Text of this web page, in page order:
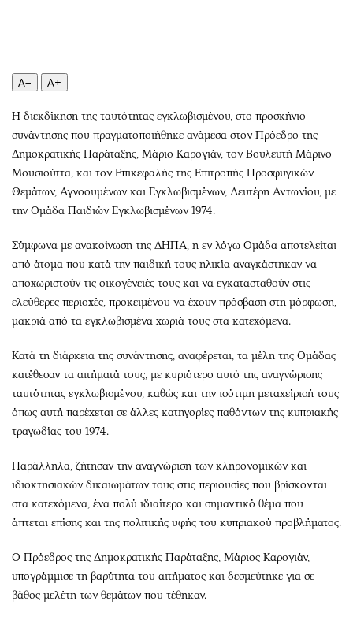
Παράξενα
Πολιτισμός
Σινεμά
Θέατρο-Χορός
Μουσική
Εικαστικά
Βιβλίο
Wine routes
Podcasts
Uncut
Προσφορές
Προσωπικότητες στην ''Κ''
A− A+
Η διεκδίκηση της ταυτότητας εγκλωβισμένου, στο προσκήνιο
συνάντησης που πραγματοποιήθηκε ανάμεσα στον Πρόεδρο της
Δημοκρατικής Παράταξης, Μάριο Καρογιάν, τον Βουλευτή Μάρινο
Μουσιούττα, και τον Επικεφαλής της Επιτροπής Προσφυγικών
Θεμάτων, Αγνοουμένων και Εγκλωβισμένων, Λευτέρη Αντωνίου, με
την Ομάδα Παιδιών Εγκλωβισμένων 1974.
Σύμφωνα με ανακοίνωση της ΔΗΠΑ, η εν λόγω Ομάδα αποτελείται
από άτομα που κατά την παιδική τους ηλικία αναγκάστηκαν να
αποχωριστούν τις οικογένειές τους και να εγκατασταθούν στις
ελεύθερες περιοχές, προκειμένου να έχουν πρόσβαση στη μόρφωση,
μακριά από τα εγκλωβισμένα χωριά τους στα κατεχόμενα.
Κατά τη διάρκεια της συνάντησης, αναφέρεται, τα μέλη της Ομάδας
κατέθεσαν τα αιτήματά τους, με κυριότερο αυτό της αναγνώρισης
ταυτότητας εγκλωβισμένου, καθώς και την ισότιμη μεταχείρισή τους
όπως αυτή παρέχεται σε άλλες κατηγορίες παθόντων της κυπριακής
τραγωδίας του 1974.
Παράλληλα, ζήτησαν την αναγνώριση των κληρονομικών και
ιδιοκτησιακών δικαιωμάτων τους στις περιουσίες που βρίσκονται
στα κατεχόμενα, ένα πολύ ιδιαίτερο και σημαντικό θέμα που
άπτεται επίσης και της πολιτικής υφής του κυπριακού προβλήματος.
Ο Πρόεδρος της Δημοκρατικής Παράταξης, Μάριος Καρογιάν,
υπογράμμισε τη βαρύτητα του αιτήματος και δεσμεύτηκε για σε
βάθος μελέτη των θεμάτων που τέθηκαν.